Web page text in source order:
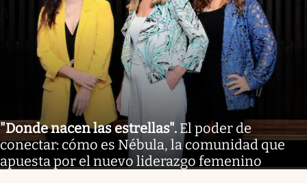
"Donde nacen las estrellas". El poder de
conectar: cómo es Nébula, la comunidad que
apuesta por el nuevo liderazgo femenino